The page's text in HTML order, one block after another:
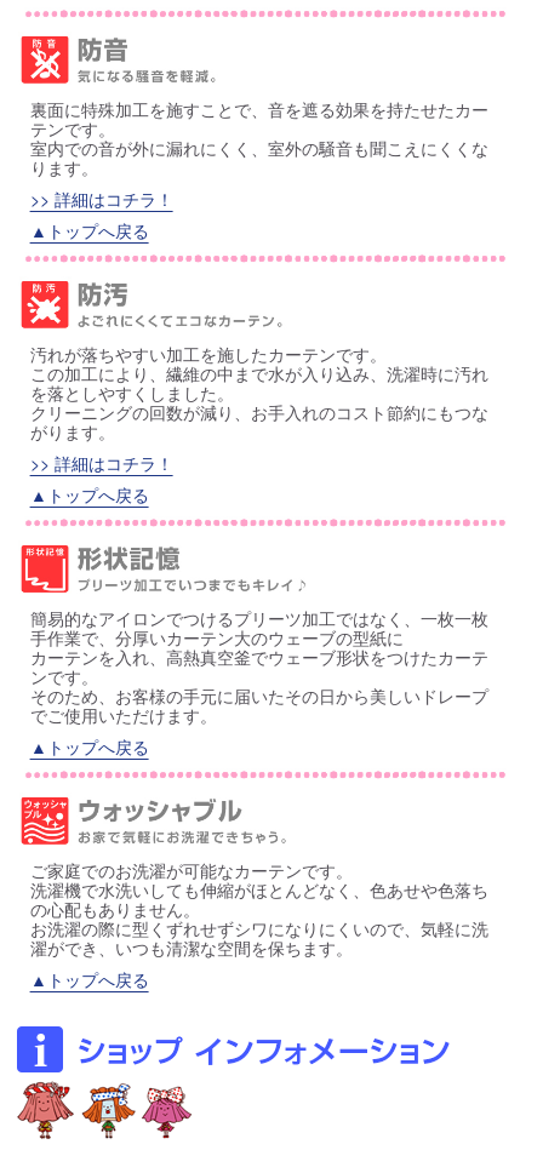
裏面に特殊加工を施すことで、音を遮る効果を持たせたカー
テンです。
室内での音が外に漏れにくく、室外の騒音も聞こえにくくな
ります。
>> 詳細はコチラ！
▲トップへ戻る
汚れが落ちやすい加工を施したカーテンです。
この加工により、繊維の中まで水が入り込み、洗濯時に汚れ
を落としやすくしました。
クリーニングの回数が減り、お手入れのコスト節約にもつな
がります。
>> 詳細はコチラ！
▲トップへ戻る
簡易的なアイロンでつけるプリーツ加工ではなく、一枚一枚
手作業で、分厚いカーテン大のウェーブの型紙に
カーテンを入れ、高熱真空釜でウェーブ形状をつけたカーテ
ンです。
そのため、お客様の手元に届いたその日から美しいドレープ
でご使用いただけます。
▲トップへ戻る
ご家庭でのお洗濯が可能なカーテンです。
洗濯機で水洗いしても伸縮がほとんどなく、色あせや色落ち
の心配もありません。
お洗濯の際に型くずれせずシワになりにくいので、気軽に洗
濯ができ、いつも清潔な空間を保ちます。
▲トップへ戻る